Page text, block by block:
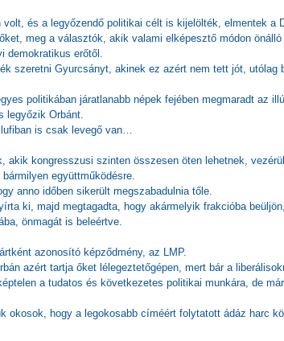
és a legyőzendő politikai célt is kijelölték, elmentek a
meg a választók, akik valami elképesztő módon
demokratikus erőtől.
szeretni Gyurcsányt, akinek ez azért nem tett jót, utólag
politikában járatlanabb népek fejében megmaradt az
legyőzik Orbánt.
is csak levegő van…
akik kongresszusi szinten összesen öten lehetnek,
együttműködésre.
anno időben sikerült megszabadulnia tőle.
ki, majd megtagadta, hogy akármelyik frakcióba
önmagát is beleértve.
azonosító képződmény, az LMP.
azért tartja őket lélegeztetőgépen, mert bár a
a tudatos és következetes politikai munkára, de
okosok, hogy a legokosabb címéért folytatott ádáz harc